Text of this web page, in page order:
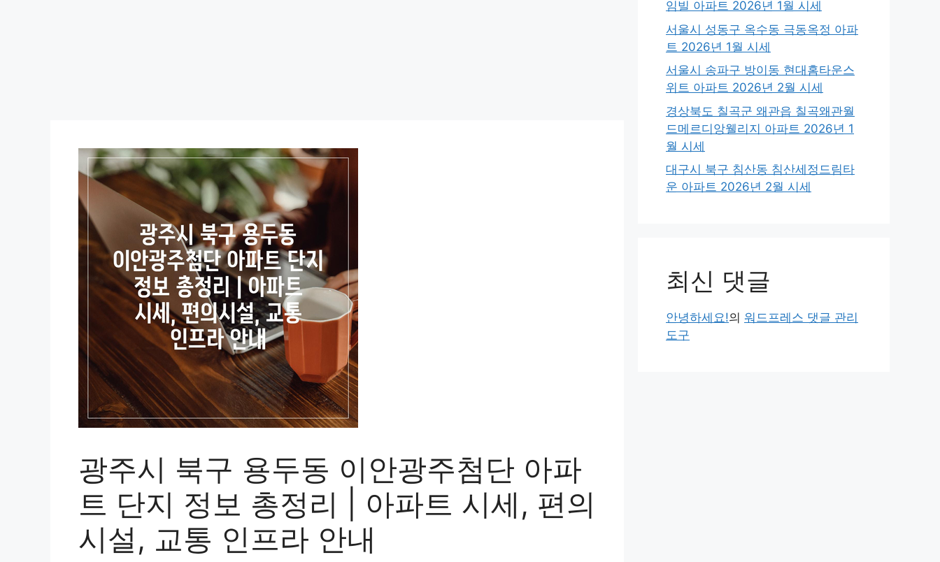
광주시 북구 용두동 이안광주첨단 아파
트 단지 정보 총정리 | 아파트 시세, 편의
시설, 교통 인프라 안내
임빌 아파트 2026년 1월 시세
서울시 성동구 옥수동 극동옥정 아파
트 2026년 1월 시세
서울시 송파구 방이동 현대홈타운스
위트 아파트 2026년 2월 시세
경상북도 칠곡군 왜관읍 칠곡왜관월
드메르디앙웰리지 아파트 2026년 1
월 시세
대구시 북구 침산동 침산세정드림타
운 아파트 2026년 2월 시세
최신 댓글
안녕하세요!의 워드프레스 댓글 관리
도구